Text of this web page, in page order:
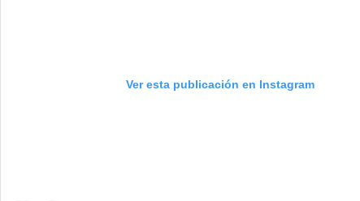
Ver esta publicación en Instagram